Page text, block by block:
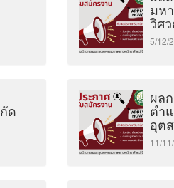
มห
วิศ
5/
ด
ผล
ตำ
อุต
11/